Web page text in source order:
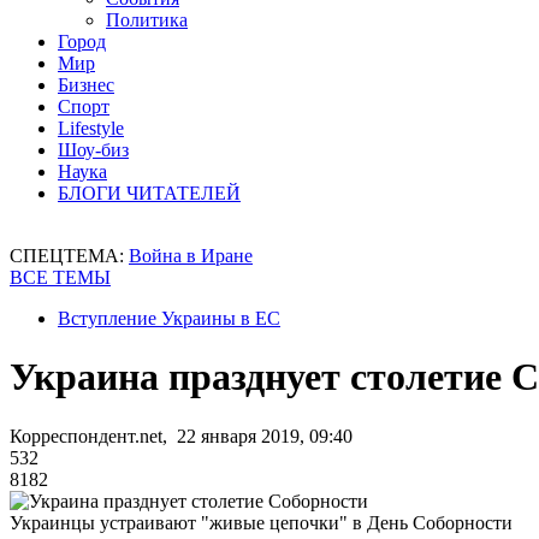
Политика
Город
Мир
Бизнес
Спорт
Lifestyle
Шоу-биз
Наука
БЛОГИ ЧИТАТЕЛЕЙ
СПЕЦТЕМА: Война в Иране
ВСЕ ТЕМЫ
Вступление Украины в ЕС
Украина празднует столетие
Корреспондент.net, 22 января 2019, 09:40
532
8182
Украинцы устраивают "живые цепочки" в День Соборности